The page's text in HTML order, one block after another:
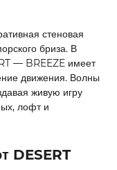
стеновая
бриза. В
— BREEZE имеет
движения. Волны
живую игру
лофт и
DESERT